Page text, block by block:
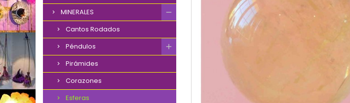
MINERALES
Cantos Rodados
Péndulos
Pirámides
Corazones
Esferas